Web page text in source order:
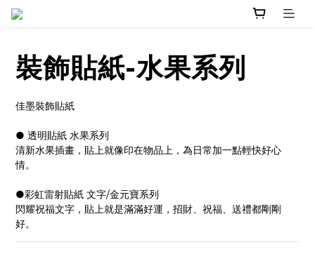
裝飾貼紙-水果系列
佳墨裝飾貼紙
● 透明貼紙 水果系列
清新水果插畫，貼上就像印在物品上，為日常加一點輕快好心
情。
●彩虹雷射貼紙 文字/金元寶系列
閃耀祝福文字，貼上就是滿滿好運，招財、祝福、送禮都剛剛
好。